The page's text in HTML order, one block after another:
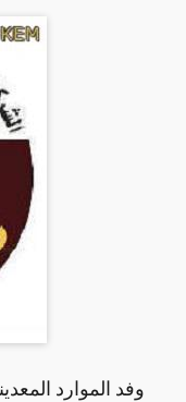
وفد الموارد